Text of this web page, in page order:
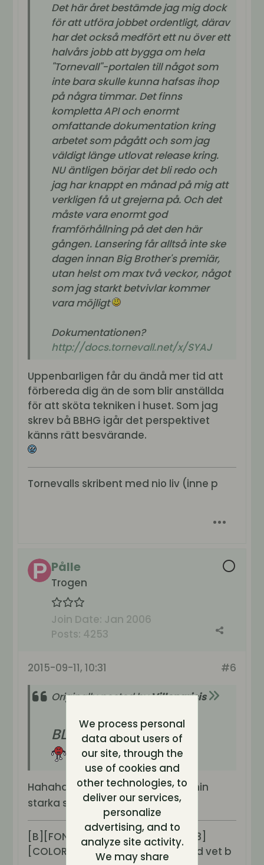
Det här året bestämde jag mig dock
för att utföra jobbet ordentligt, därav
har det också medfört ett nu över ett
halvårs jobb att bygga om hela
"Tornevall"-portalen till något som
inte bara skulle kunna hafsas ihop
på några timmar. Det finns
kompletta API och enormt
omfattande dokumentation kring
arbetet som pågått och som jag
väldigt länge utlovat release kring.
NU äntligen börjar det bli redo och
jag har knappt en månad på mig att
verkligen få ut grejerna på. Och det
måste vara enormt god
framförhållning på det den här
gången. Lansering får alltså inte ske
dagen innan Big Brother's premiär,
utan helst om max två veckor, något
som jag starkt betvivlar kommer
vara möjligt
Dokumentationen?
http://docs.tornevall.net/x/SYAJ
Uppenbarligen får du ändå mer tid att
förbereda dig än de som blir anställda
för att sköta tekniken i huset. Som jag
skrev bå BBHG igår det perspektivet
känns rätt besvärande.
Tornevalls skribent med nio liv (inne p
Pålle
Trogen
Join Date: Jan 2006
Posts: 4253
#6
2015-09-11, 10:31
Originally posted byVilleparisis
BLASFEMI!
Hahaha, religion har aldrig varit min
starka sida.
[B][FONT=Comic Sans MS][SIZE=3]
[COLOR=royalblue]"Den som alltid vet b
We process personal
data about users of
our site, through the
use of cookies and
other technologies, to
deliver our services,
personalize
advertising, and to
analyze site activity.
We may share